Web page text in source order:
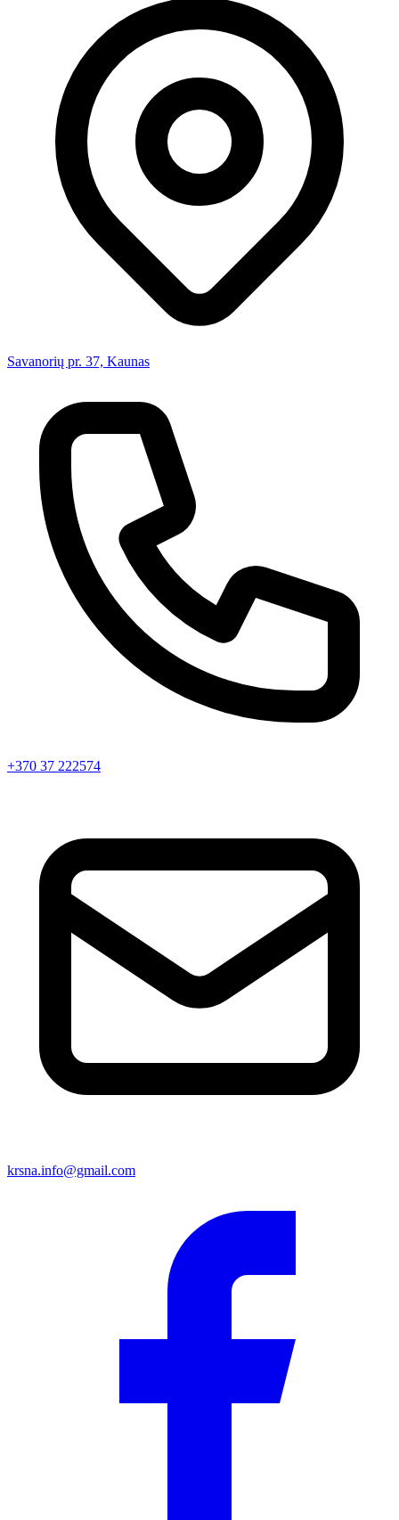
Savanorių pr. 37, Kaunas
+370 37 222574
krsna.info@gmail.com